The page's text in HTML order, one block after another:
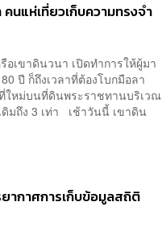
นแห่เที่ยวเก็บความทรงจำ
เขาดินวนา เปิดทำการให้ผู้มา
ปี ก็ถึงเวลาที่ต้องโบกมือลา
ใหม่บนที่ดินพระราชทานบริเวณ
มถึง 3 เท่า เช้าวันนี้ เขาดิน
ากาศการเก็บข้อมูลสถิติ